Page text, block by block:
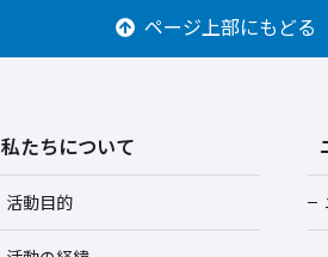
ページ上部にもどる
私たちについて
活動目的